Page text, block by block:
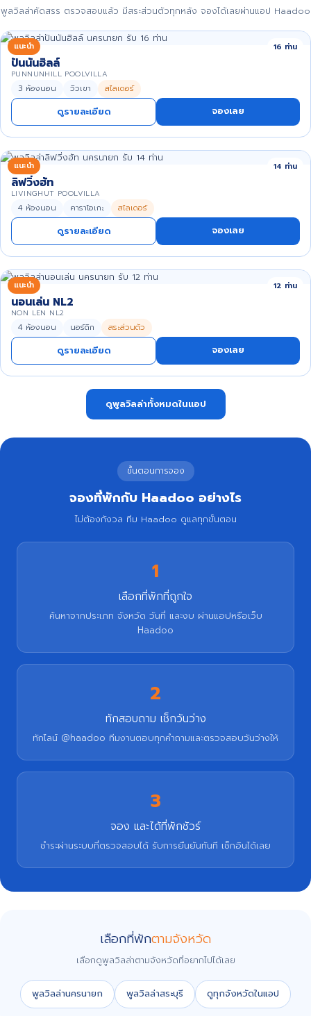
พูลวิลล่าคัดสรร ตรวจสอบแล้ว มีสระส่วนตัวทุกหลัง จองได้เลยผ่านแอป Haadoo
แนะนำ 16 ท่าน
ปันนันฮิลล์
PUNNUNHILL POOLVILLA
3 ห้องนอน วิวเขา สไลเดอร์
ดูรายละเอียด จองเลย
แนะนำ 14 ท่าน
ลิฟวิ่งฮัท
LIVINGHUT POOLVILLA
4 ห้องนอน คาราโอเกะ สไลเดอร์
ดูรายละเอียด จองเลย
แนะนำ 12 ท่าน
นอนเล่น NL2
NON LEN NL2
4 ห้องนอน นอร์ดิก สระส่วนตัว
ดูรายละเอียด จองเลย
ดูพูลวิลล่าทั้งหมดในแอป
ขั้นตอนการจอง
จองที่พักกับ Haadoo อย่างไร
ไม่ต้องกังวล ทีม Haadoo ดูแลทุกขั้นตอน
1
เลือกที่พักที่ถูกใจ
ค้นหาจากประเภท จังหวัด วันที่ และงบ ผ่านแอปหรือเว็บ
Haadoo
2
ทักสอบถาม เช็กวันว่าง
ทักไลน์ @haadoo ทีมงานตอบทุกคำถามและตรวจสอบวันว่างให้
3
จอง และได้ที่พักชัวร์
ชำระผ่านระบบที่ตรวจสอบได้ รับการยืนยันทันที เช็กอินได้เลย
เลือกที่พักตามจังหวัด
เลือกดูพูลวิลล่าตามจังหวัดที่อยากไปได้เลย
พูลวิลล่านครนายก พูลวิลล่าสระบุรี ดูทุกจังหวัดในแอป